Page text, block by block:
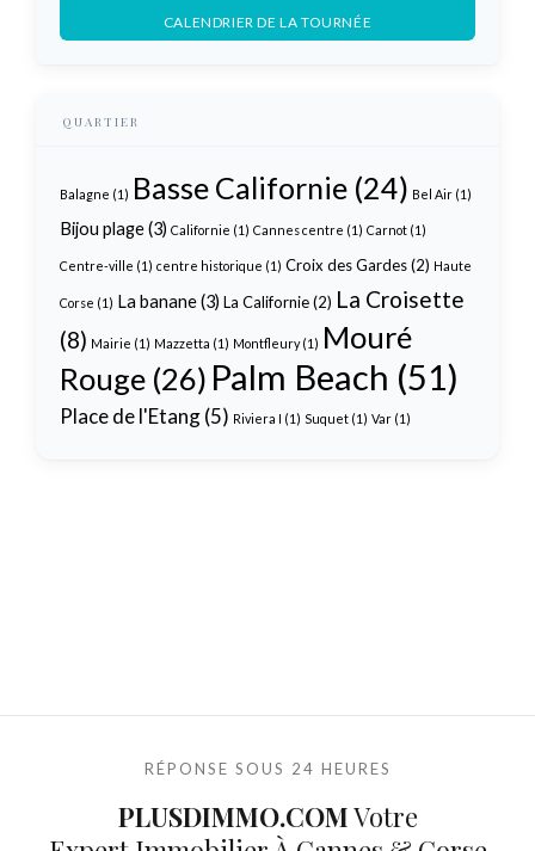
CALENDRIER DE LA TOURNÉE
QUARTIER
Balagne (1) Basse Californie (24) Bel Air (1)
Bijou plage(3) Californie (1) Cannes centre (1) Carnot (1)
Centre-ville (1) centre historique (1) Croix des Gardes(2) Haute
Corse (1) La banane(3) La Californie(2) La Croisette
(8) Mairie (1) Mazzetta (1) Montfleury(1) Mouré
Rouge (26) Palm Beach (51)
Place de l'Etang(5) Riviera I (1) Suquet (1) Var (1)
RÉPONSE SOUS 24 HEURES
PLUSDIMMO.COMVotre